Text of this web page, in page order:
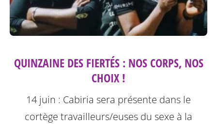
QUINZAINE DES FIERTÉS : NOS CORPS, NOS
CHOIX !
14 juin : Cabiria sera présente dans le
cortège travailleurs/euses du sexe à la